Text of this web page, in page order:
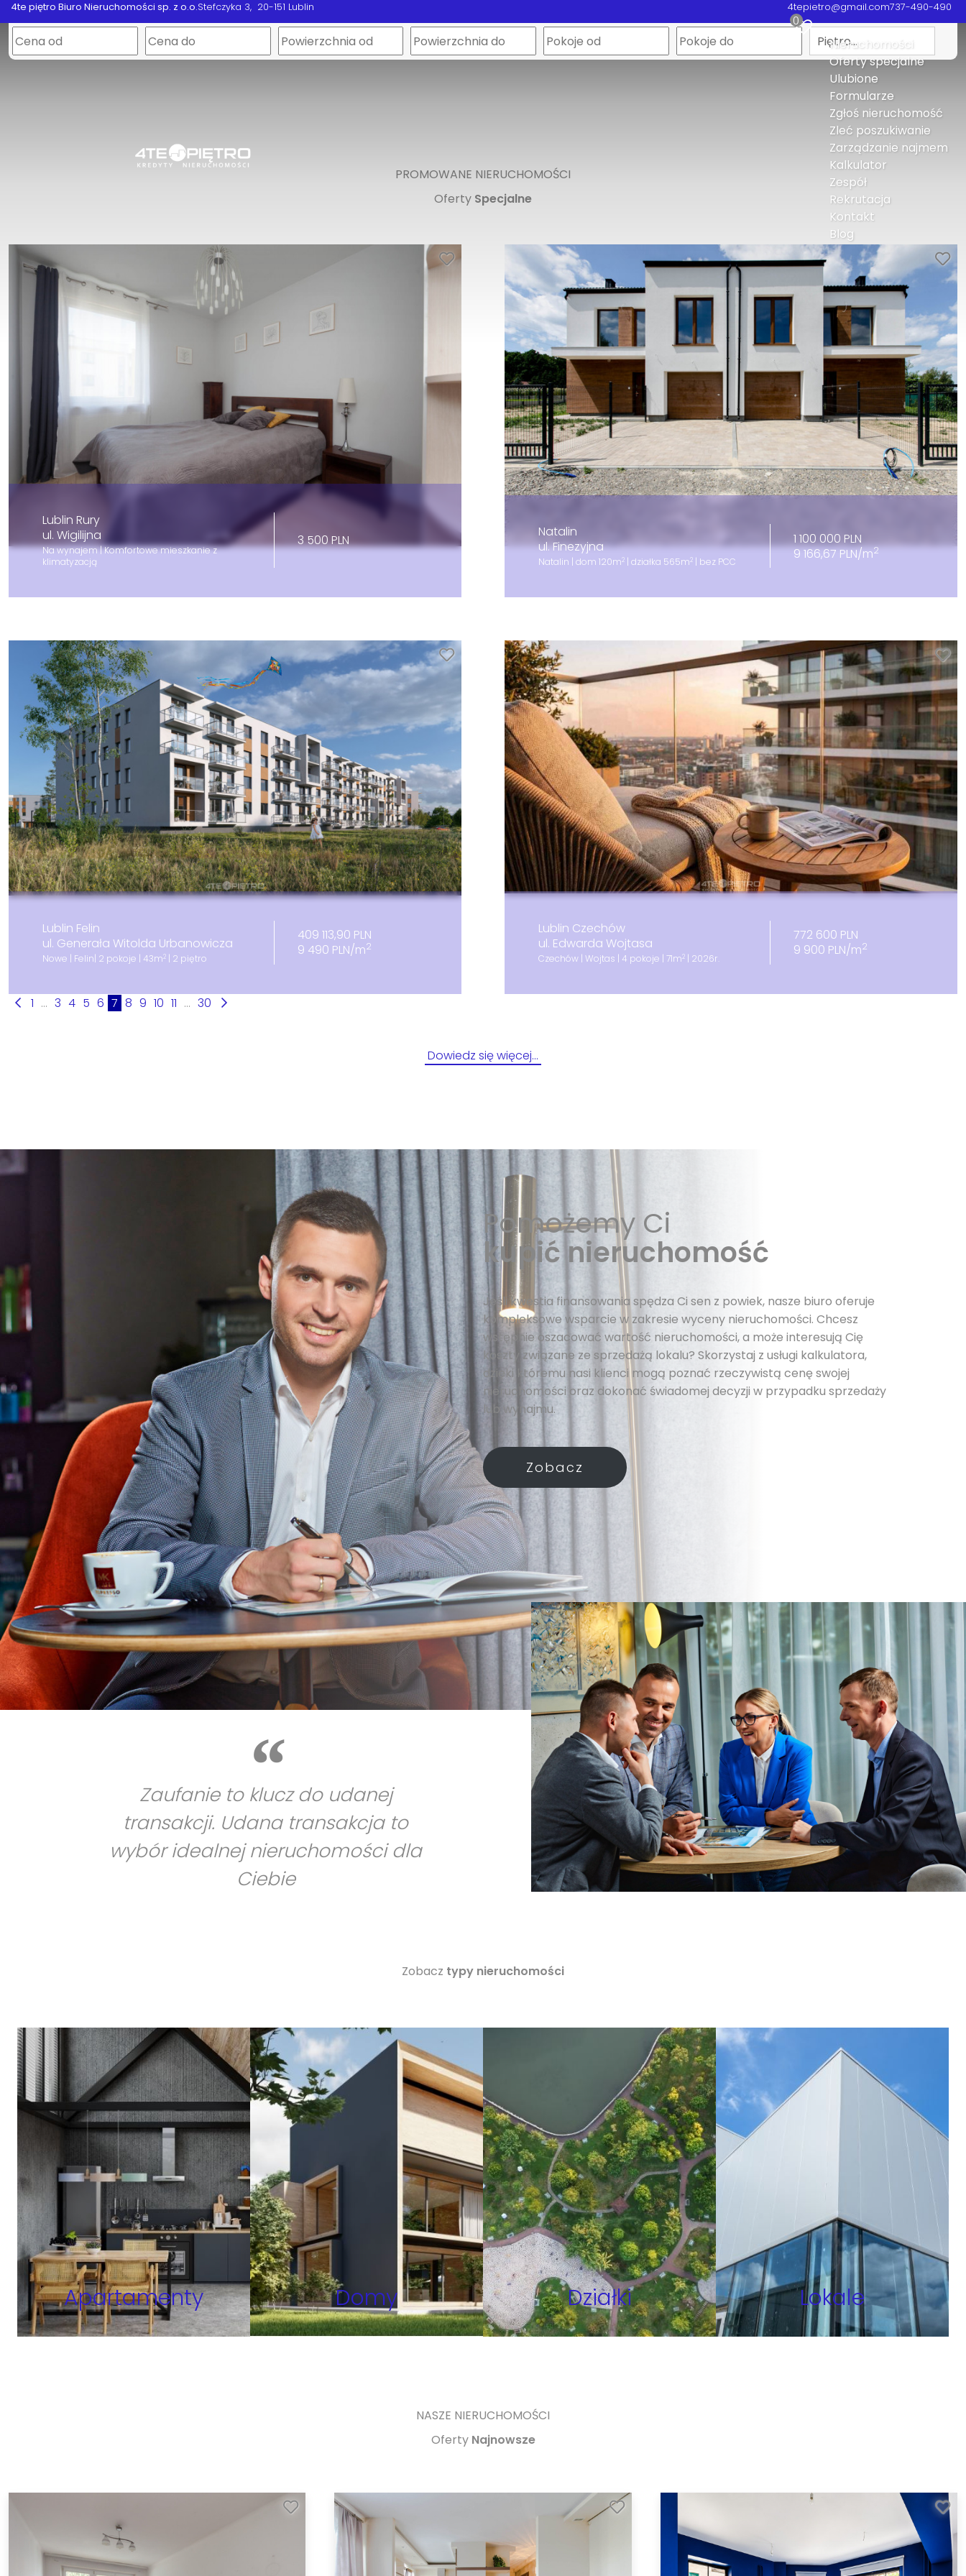
4te piętro Biuro Nieruchomości sp. z o.o.Stefczyka 3 20-151 Lublin 4tepietro@gmail.com737-490-490
0
Nieruchomości
Oferty specjalne
Ulubione
Formularze
Zgłoś nieruchomość
Zleć poszukiwanie
Zarządzanie najmem
Kalkulator
Zespół
Rekrutacja
Kontakt
Blog
Piętro…
PROMOWANE NIERUCHOMOŚCI
Oferty Specjalne
Lublin Rury
ul. Wigilijna
Na wynajem | Komfortowe mieszkanie z
klimatyzacją
3 500 PLN
Natalin
ul. Finezyjna
Natalin | dom 120m2 | działka 565m2 | bez PCC
1 100 000 PLN
9 166,67 PLN/m2
Lublin Felin
ul. Generała Witolda Urbanowicza
Nowe | Felin| 2 pokoje | 43m2 | 2 piętro
409 113,90 PLN
9 490 PLN/m2
Lublin Czechów
ul. Edwarda Wojtasa
Czechów | Wojtas | 4 pokoje | 71m2 | 2026r.
772 600 PLN
9 900 PLN/m2
1 ... 3 4 5 6 7 8 9 10 11 ... 30
Dowiedz się więcej…
Pomożemy Ci
kupić nieruchomość
Jeśli kwestia finansowania spędza Ci sen z powiek, nasze biuro oferuje
kompleksowe wsparcie w zakresie wyceny nieruchomości. Chcesz
wstępnie oszacować wartość nieruchomości, a może interesują Cię
koszty związane ze sprzedażą lokalu? Skorzystaj z usługi kalkulatora,
dzięki któremu nasi klienci mogą poznać rzeczywistą cenę swojej
nieruchomości oraz dokonać świadomej decyzji w przypadku sprzedaży
lub wynajmu.
Zobacz
Zaufanie to klucz do udanej
transakcji. Udana transakcja to
wybór idealnej nieruchomości dla
Ciebie
Zobacz typy nieruchomości
Apartamenty Domy Działki Lokale
NASZE NIERUCHOMOŚCI
Oferty Najnowsze